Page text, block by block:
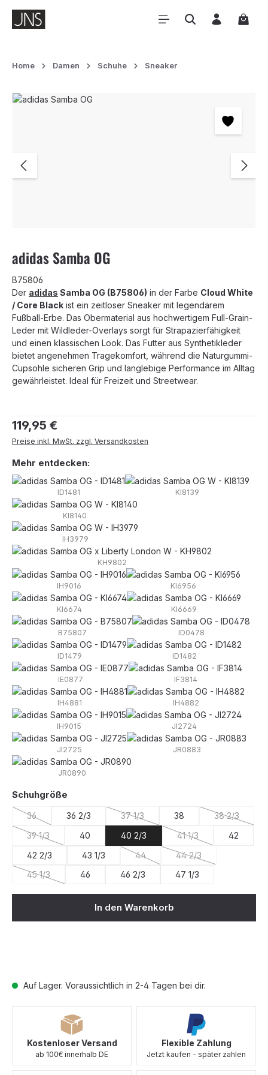
Zum Hauptinhalt springen
Home Damen Schuhe Sneaker
Bildergalerie überspringen
adidas Samba OG
B75806
Der adidas Samba OG (B75806) in der Farbe Cloud White
/ Core Black ist ein zeitloser Sneaker mit legendärem
Fußball-Erbe. Das Obermaterial aus hochwertigem Full-Grain-
Leder mit Wildleder-Overlays sorgt für Strapazierfähigkeit
und einen klassischen Look. Das Futter aus Synthetikleder
bietet angenehmen Tragekomfort, während die Naturgummi-
Cupsohle sicheren Grip und langlebige Performance im Alltag
gewährleistet. Ideal für Freizeit und Streetwear.
Regulärer Preis:
119,95 €
Preise inkl. MwSt. zzgl. Versandkosten
Auf Lager. Voraussichtlich in 2-4 Tagen bei dir.
Mehr entdecken:
ID1481 KI8139
KI8140
IH3979
KH9802
IH9016 KI6956
KI6674 KI6669
B75807 ID0478
ID1479 ID1482
IE0877 IF3814
IH4881 IH4882
IH9015 JI2724
JI2725 JR0883
JR0890
Schuhgröße
36
(Diese Option ist zurzeit nicht verfügbar.)
36 2/3 37 1/3
(Diese Option ist zurzeit nicht
38 38 2/3
(Diese
39 1/3
(Diese Option ist zurzeit nicht verfügbar.)
40 40 2/3 41 1/3
(Diese Option ist
42
42 2/3
43 1/3 44
(Diese Option ist zurzeit nicht
44 2/3
(Diese Option ist
45 1/3
(Diese Option ist zurzeit nicht verfügbar.)
46 46 2/3 47 1/3
In den Warenkorb
Kostenloser Versand
ab 100€ innerhalb DE
Flexible Zahlung
Jetzt kaufen - später zahlen